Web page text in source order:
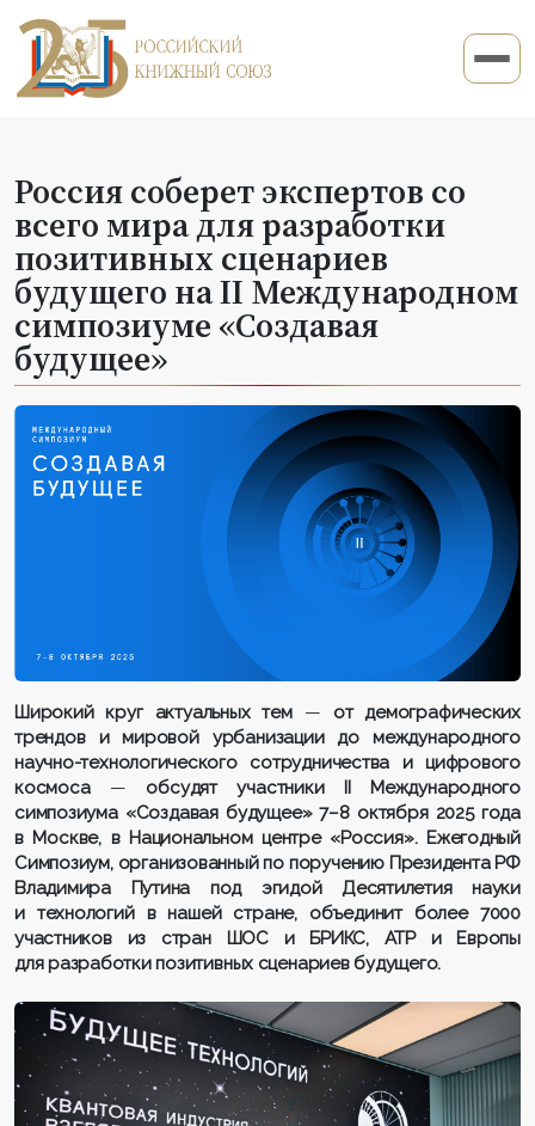
Россия соберет экспертов со
всего мира для разработки
позитивных сценариев
будущего на II Международном
симпозиуме «Создавая
будущее»
Широкий круг актуальных тем — от демографических
трендов и мировой урбанизации до международного
научно-технологического сотрудничества и цифрового
космоса — обсудят участники II Международного
симпозиума «Создавая будущее» 7–8 октября 2025 года
в Москве, в Национальном центре «Россия». Ежегодный
Симпозиум, организованный по поручению Президента РФ
Владимира Путина под эгидой Десятилетия науки
и технологий в нашей стране, объединит более 7000
участников из стран ШОС и БРИКС, АТР и Европы
для разработки позитивных сценариев будущего.